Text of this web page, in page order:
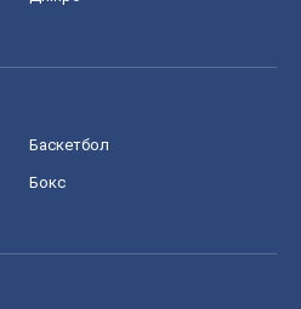
Баскетбол
Бокс